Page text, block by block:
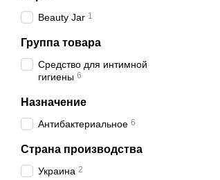
Beauty Jar 1
Группа товара
Средство для интимной
гигиены 6
Назначение
Антибактериальное 6
Страна производства
Украина 2